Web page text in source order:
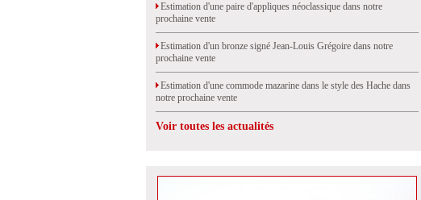
Estimation d'une paire d'appliques néoclassique dans notre
prochaine vente
Estimation d'un bronze signé Jean-Louis Grégoire dans notre
prochaine vente
Estimation d'une commode mazarine dans le style des Hache dans
notre prochaine vente
Voir toutes les actualités